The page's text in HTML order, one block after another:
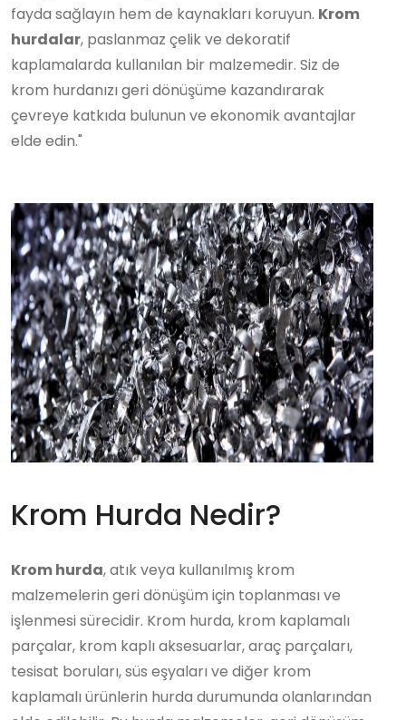
fayda sağlayın hem de kaynakları koruyun. Krom
hurdalar, paslanmaz çelik ve dekoratif
kaplamalarda kullanılan bir malzemedir. Siz de
krom hurdanızı geri dönüşüme kazandırarak
çevreye katkıda bulunun ve ekonomik avantajlar
elde edin."
Krom Hurda Nedir?
Krom hurda, atık veya kullanılmış krom
malzemelerin geri dönüşüm için toplanması ve
işlenmesi sürecidir. Krom hurda, krom kaplamalı
parçalar, krom kaplı aksesuarlar, araç parçaları,
tesisat boruları, süs eşyaları ve diğer krom
kaplamalı ürünlerin hurda durumunda olanlarından